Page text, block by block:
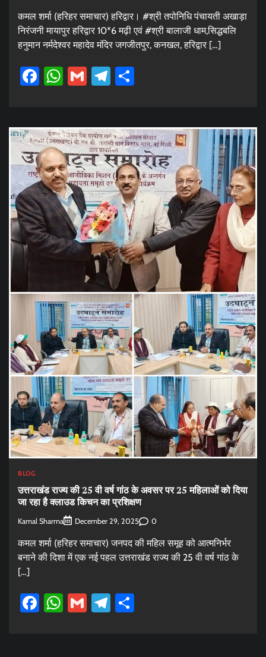
कमल शर्मा (हरिहर समाचार) हरिद्वार। #श्री तपोनिधि पंचायती अखाड़ा
निरंजनी मायापुर हरिद्वार 10*6 मढ़ी एवं #श्री बालाजी धाम,सिद्धबलि
हनुमान नर्मदेश्वर महादेव मंदिर जगजीतपुर, कनखल, हरिद्वार […]
Facebook
WhatsApp
GmailTelegram
BLOG
उत्तराखंड राज्य की 25 वी वर्ष गांठ के अवसर पर 25 महिलाओं को दिया
जा रहा है क्लाउड किचन का प्रशिक्षण
Kamal Sharma December 29, 2025 0
कमल शर्मा (हरिहर समाचार) जनपद की महिल समूह को आत्मनिर्भर
बनाने की दिशा में एक नई पहल उत्तराखंड राज्य की 25 वी वर्ष गांठ के
[…]
Facebook
WhatsApp
GmailTelegram